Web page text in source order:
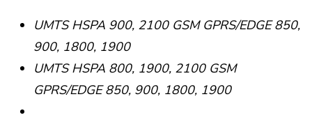
UMTS HSPA 900, 2100 GSM GPRS/EDGE 850,
900, 1800, 1900
UMTS HSPA 800, 1900, 2100 GSM
GPRS/EDGE 850, 900, 1800, 1900